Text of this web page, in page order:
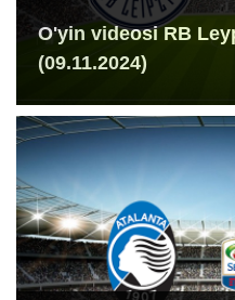
O'yin videosi RB
(09.11.2024)